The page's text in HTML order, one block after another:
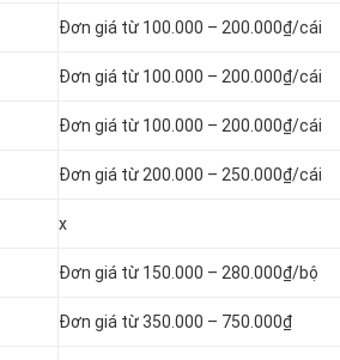
Đơn giá từ 100.000 – 200.000₫/cái
Đơn giá từ 100.000 – 200.000₫/cái
Đơn giá từ 100.000 – 200.000₫/cái
Đơn giá từ 200.000 – 250.000₫/cái
x
Đơn giá từ 150.000 – 280.000₫/bộ
Đơn giá từ 350.000 – 750.000₫